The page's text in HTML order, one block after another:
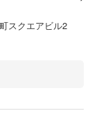
スクエアビル2